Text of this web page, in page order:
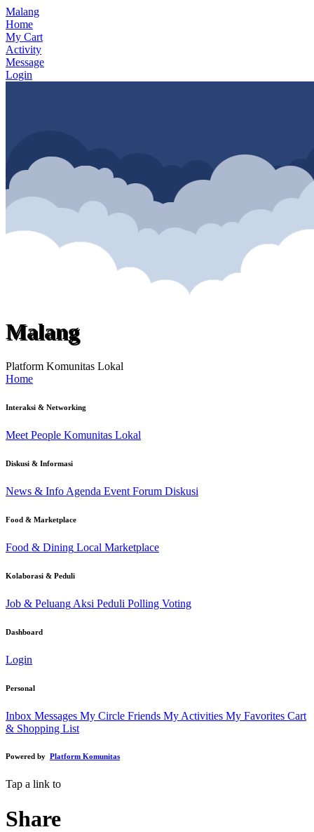
Malang
Home
My Cart
Activity
Message
Login
Malang
Platform Komunitas Lokal
Home
Interaksi & Networking
Meet People Komunitas Lokal
Diskusi & Informasi
News & Info Agenda Event Forum Diskusi
Food & Marketplace
Food & Dining Local Marketplace
Kolaborasi & Peduli
Job & Peluang Aksi Peduli Polling Voting
Dashboard
Login
Personal
Inbox Messages My Circle Friends My Activities My Favorites Cart
& Shopping List
Powered by Platform Komunitas
Tap a link to
Share